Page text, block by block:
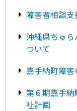
障害者相談
沖縄県ちゅ
ついて
嘉手納町障
第６期嘉手
祉計画